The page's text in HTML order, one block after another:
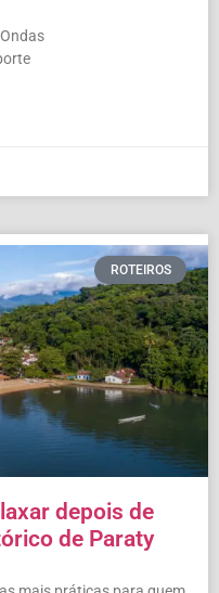
ROTEIROS
depois de
de Paraty